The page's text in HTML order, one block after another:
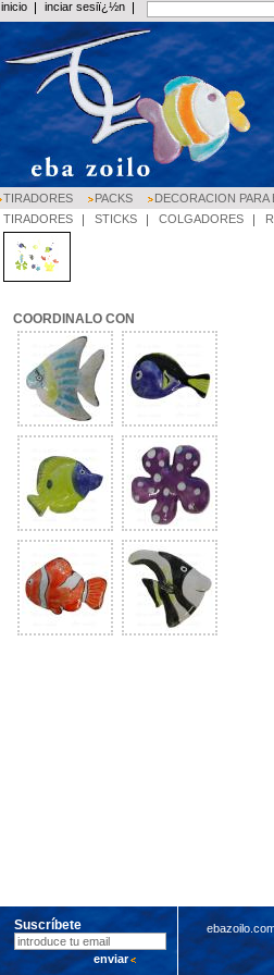
inicio inciar sesiï¿½n
TIRADORES PACKS DECORACION PARA
TIRADORES
STICKS COLGADORES
COORDINALO CON
Suscríbete
enviar